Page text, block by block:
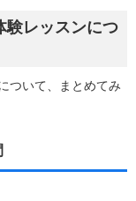
験レッスンにつ
ついて、まとめてみ